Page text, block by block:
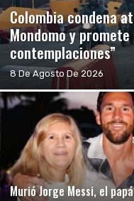
Colombia condena
Mondomo y
contemplaciones”
8 De Agosto De 2026
Murió Jorge Messi, el